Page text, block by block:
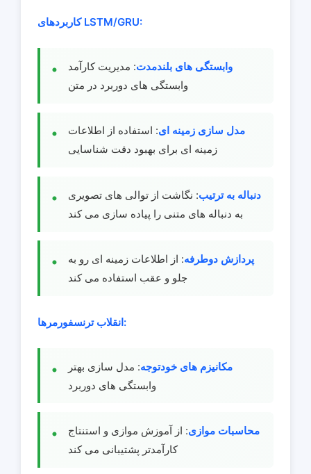
کاربردهای LSTM/GRU:
وابستگی های بلندمدت: مدیریت کارآمد
وابستگی های دوربرد در متن
مدل سازی زمینه ای: استفاده از اطلاعات
زمینه ای برای بهبود دقت شناسایی
دنباله به ترتیب: نگاشت از توالی های تصویری
به دنباله های متنی را پیاده سازی می کند
پردازش دوطرفه: از اطلاعات زمینه ای رو به
جلو و عقب استفاده می کند
انقلاب ترنسفورمرها:
مکانیزم های خودتوجه: مدل سازی بهتر
وابستگی های دوربرد
محاسبات موازی: از آموزش موازی و استنتاج
کارآمدتر پشتیبانی می کند